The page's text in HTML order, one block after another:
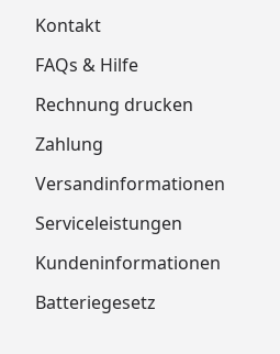
Kontakt
FAQs & Hilfe
Rechnung drucken
Zahlung
Versandinformationen
Serviceleistungen
Kundeninformationen
Batteriegesetz